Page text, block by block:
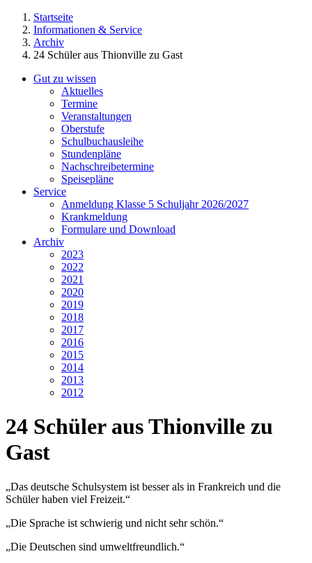
Startseite
Informationen & Service
Archiv
24 Schüler aus Thionville zu Gast
Gut zu wissen
Aktuelles
Termine
Veranstaltungen
Oberstufe
Schulbuchausleihe
Stundenpläne
Nachschreibetermine
Speisepläne
Service
Anmeldung Klasse 5 Schuljahr 2026/2027
Krankmeldung
Formulare und Download
Archiv
2023
2022
2021
2020
2019
2018
2017
2016
2015
2014
2013
2012
24 Schüler aus Thionville zu
Gast
„Das deutsche Schulsystem ist besser als in Frankreich und die
Schüler haben viel Freizeit.“
„Die Sprache ist schwierig und nicht sehr schön.“
„Die Deutschen sind umweltfreundlich.“